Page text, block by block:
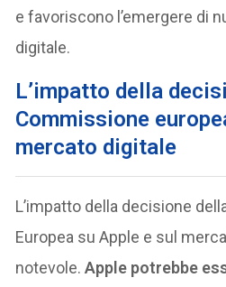
e favoriscono l’emergere di
digitale.
L’impatto della
Commissione
mercato digitale
L’impatto della decisione
Europea su Apple e sul
notevole.Apple potrebbe